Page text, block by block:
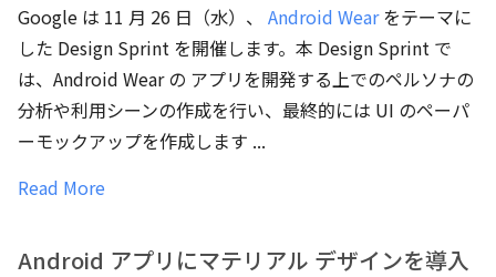
Google は 11 月 26 日（水）、 Android Wearをテーマに
した Design Sprint を開催します。本 Design Sprint で
は、Android Wear の アプリを開発する上でのペルソナの
分析や利用シーンの作成を行い、最終的には UI のペーパ
ーモックアップを作成します ...
Read More
Android アプリにマテリアル デザインを導入